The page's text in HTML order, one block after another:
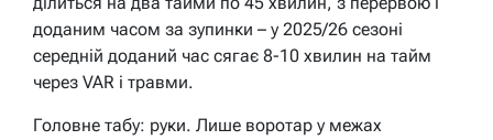
доданим часом за зупинки – у 2025/26 сезоні
середній доданий час сягає 8-10 хвилин на тайм
через VAR і травми.
Головне табу: руки. Лише воротар у межах